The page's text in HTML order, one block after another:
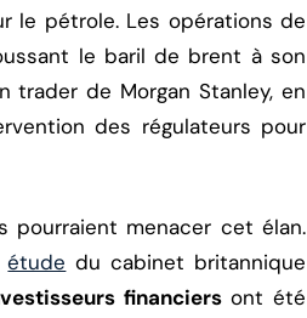
le pétrole. Les opérations de
le baril de brent à son
trader de Morgan Stanley, en
des régulateurs pour
pourraient menacer cet élan.
étude du cabinet britannique
financiersont été